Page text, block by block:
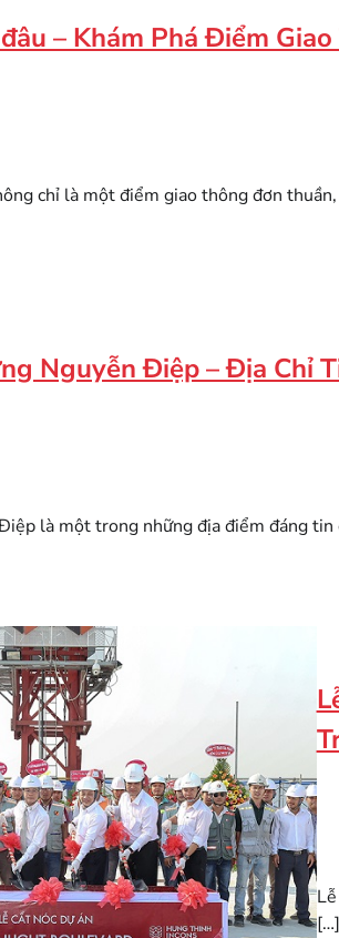
– Khám Phá Điểm
chỉ là một điểm giao thông đơn
Nguyễn Điệp – Địa Chỉ
là một trong những địa điểm đáng
[…]